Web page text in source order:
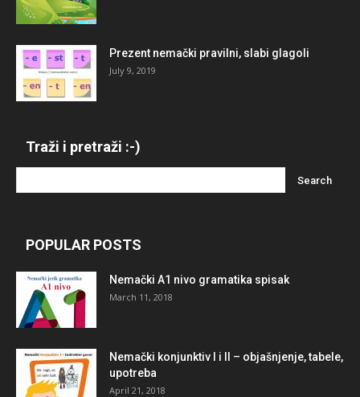
Prezent nemački pravilni, slabi glagoli
July 9, 2019
Traži i pretraži :-)
POPULAR POSTS
Nemački A1 nivo gramatika spisak
March 11, 2018
Nemački konjunktiv I i II – objašnjenje, tabele,
upotreba
April 21, 2018